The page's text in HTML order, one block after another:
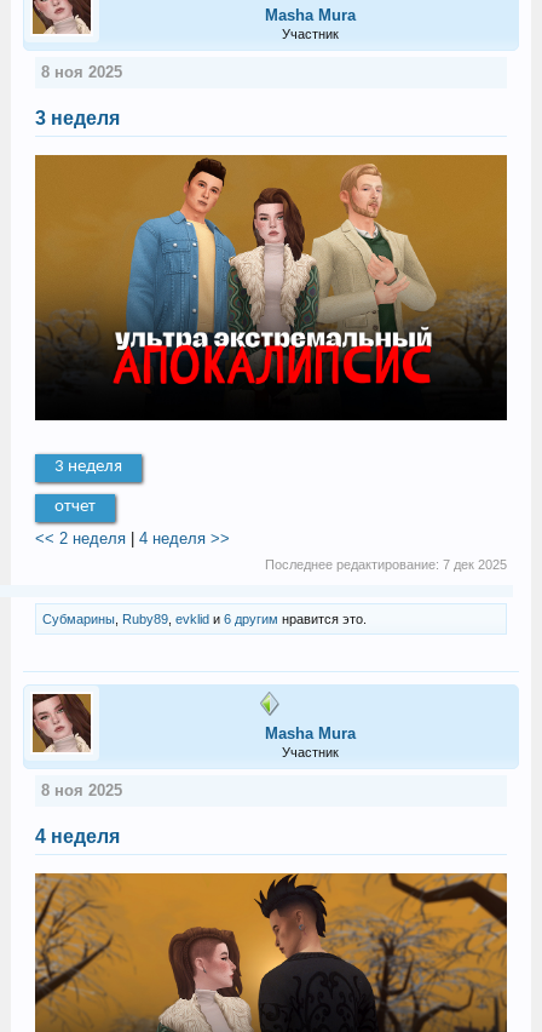
Masha Mura
Участник
8 ноя 2025
3 неделя
3 неделя
отчет
<< 2 неделя| 4 неделя >>
Последнее редактирование:7 дек 2025
Субмарины, Ruby89, evklid и 6 другим нравится это.
Masha Mura
Участник
8 ноя 2025
4 неделя